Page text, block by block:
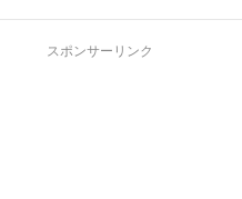
スポンサーリンク